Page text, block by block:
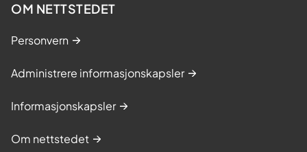
OM NETTSTEDET
Personvern
Administrere informasjonskapsler
Informasjonskapsler
Om nettstedet